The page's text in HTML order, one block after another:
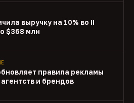
выручку на 10% во II
$368 млн
правила рекламы
и брендов